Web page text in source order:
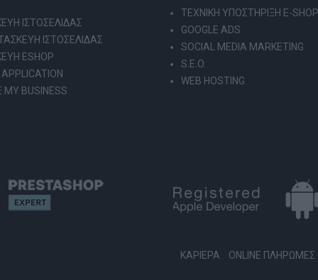
ΙΣΤΟΣΕΛΙΔΑΣ
ΙΣΤΟΣΕΛΙΔΑΣ
ESHOP
MY BUSINESS
ΤΕΧΝΙΚΗ ΥΠΟΣΤΗΡΙΞΗ E-SHOP
GOOGLE ADS
SOCIAL MEDIA MARKETING
S.E.O.
WEB HOSTING
ΚΑΡΙΕΡΑ ONLINE ΠΛΗΡΩΜΕΣ